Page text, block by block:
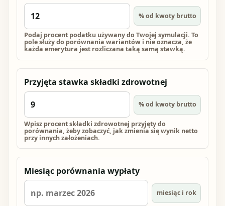
% od kwoty brutto
Podaj procent podatku używany do Twojej symulacji. To
pole służy do porównania wariantów i nie oznacza, że
każda emerytura jest rozliczana taką samą stawką.
Przyjęta stawka składki zdrowotnej
% od kwoty brutto
Wpisz procent składki zdrowotnej przyjęty do
porównania, żeby zobaczyć, jak zmienia się wynik netto
przy innych założeniach.
Miesiąc porównania wypłaty
miesiąc i rok